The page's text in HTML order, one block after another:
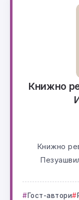
Книжно
Книжно
Гост-автори